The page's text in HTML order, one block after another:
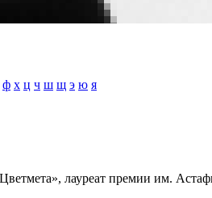
ф х ц ч ш щ э ю я
лауреат премии им.